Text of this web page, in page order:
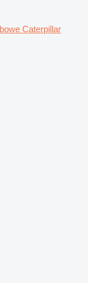
Caterpillar